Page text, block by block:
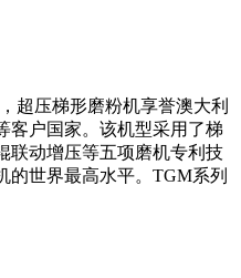
超压梯形磨粉机享誉澳大利
客户国家。该机型采用了梯
联动增压等五项磨机专利技
的世界最高水平。TGM系列